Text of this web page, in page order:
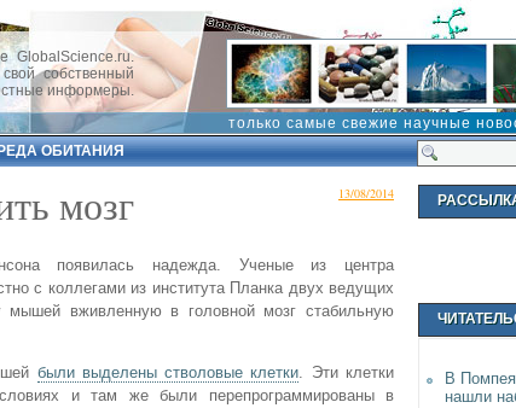
GlobalScience.ru.
собственный
информеры.
только самые свежие научные
ОБИТАНИЯ
13/08/2014
мозг
появилась надежда. Ученые из центра
с коллегами из института Планка двух ведущих
мышей вживленную в головной мозг стабильную
были выделены стволовые клетки. Эти клетки
и там же были перепрограммированы в
В
нашли